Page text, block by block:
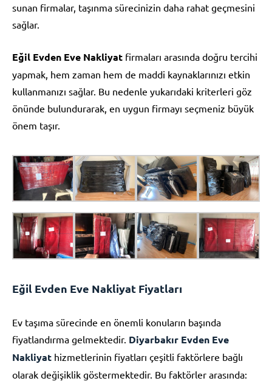
sunan firmalar, taşınma sürecinizin daha rahat geçmesini
sağlar.
Eğil Evden Eve Nakliyat firmaları arasında doğru tercihi
yapmak, hem zaman hem de maddi kaynaklarınızı etkin
kullanmanızı sağlar. Bu nedenle yukarıdaki kriterleri göz
önünde bulundurarak, en uygun firmayı seçmeniz büyük
önem taşır.
Eğil Evden Eve Nakliyat Fiyatları
Ev taşıma sürecinde en önemli konuların başında
fiyatlandırma gelmektedir. Diyarbakır Evden Eve
Nakliyat hizmetlerinin fiyatları çeşitli faktörlere bağlı
olarak değişiklik göstermektedir. Bu faktörler arasında: